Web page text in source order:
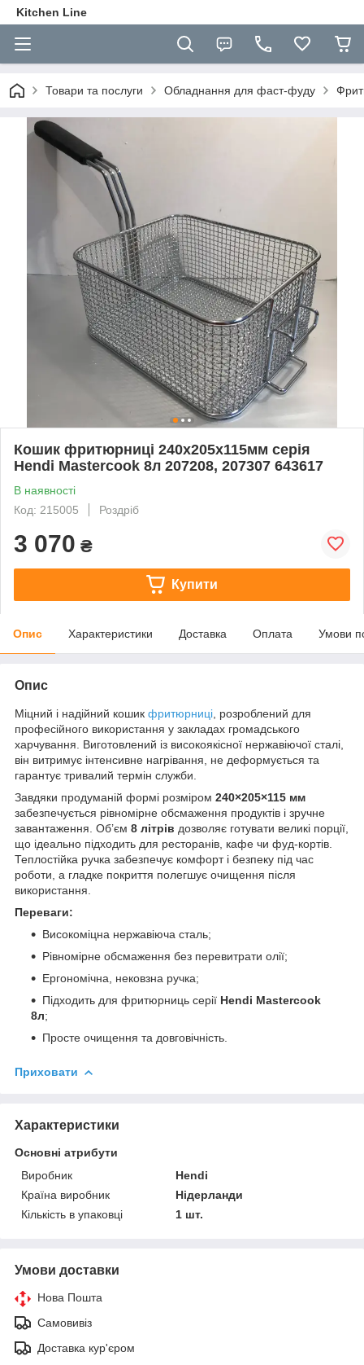
Kitchen Line
Товари та послуги Обладнання для фаст-фуду
Кошик фритюрниці 240х205х115мм серія
Hendi Mastercook 8л 207208, 207307 643617
В наявності
Код: 215005
Роздріб
3 070 ₴
Купити
Опис Характеристики Доставка Оплата Умови
Опис
Міцний і надійний кошик фритюрниці , розроблений для
професійного використання у закладах громадського
харчування. Виготовлений із високоякісної нержавіючої сталі,
він витримує інтенсивне нагрівання, не деформується та
гарантує тривалий термін служби.
Завдяки продуманій формі розміром 240×205×115 мм
забезпечується рівномірне обсмаження продуктів і зручне
завантаження. Об’єм 8 літрів дозволяє готувати великі порції,
що ідеально підходить для ресторанів, кафе чи фуд-кортів.
Теплостійка ручка забезпечує комфорт і безпеку під час
роботи, а гладке покриття полегшує очищення після
використання.
Переваги:
Високоміцна нержавіюча сталь;
Рівномірне обсмаження без перевитрати олії;
Ергономічна, нековзна ручка;
Підходить для фритюрниць серії Hendi Mastercook
8л;
Просте очищення та довговічність.
Приховати
Характеристики
Основні атрибути
Виробник
Hendi
Країна виробник
Нідерланди
Кількість в упаковці
1 шт.
Умови доставки
Нова Пошта
Самовивіз
Доставка кур'єром